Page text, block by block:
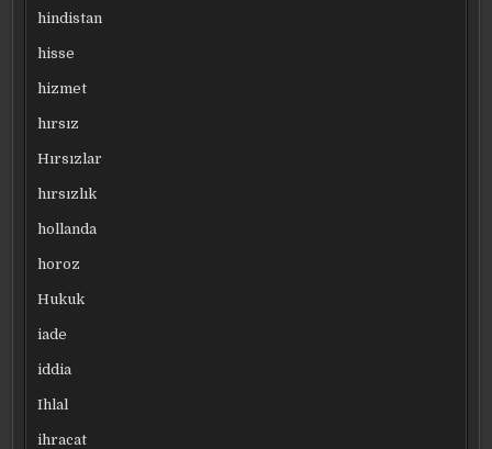
hindistan
hisse
hizmet
hırsız
Hırsızlar
hırsızlık
hollanda
horoz
Hukuk
iade
iddia
Ihlal
ihracat